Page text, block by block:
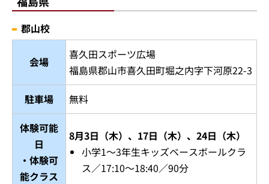
郡山校
会場
喜久田スポーツ広場
福島県郡山市喜久田町堀之内字下河原22-3
駐車場
無料
体験可能
日
・体験可
能クラス
8月3日（木）、17日（木）、24日（木）
小学1～3年生キッズベースボールクラ
ス／17:10～18:40／90分